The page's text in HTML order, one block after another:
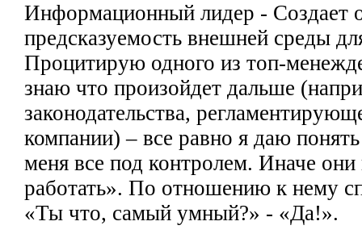
Информационный лидер - Создает
предсказуемость внешней среды
Процитирую одного из топ-
знаю что произойдет дальше
законодательства,
компании) – все равно я даю
меня все под контролем. Иначе
работать». По отношению к нему
«Ты что, самый умный?» - «Да!».